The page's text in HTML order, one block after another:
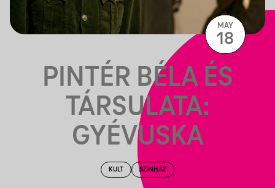
PINTÉR BÉLA ÉS
TÁRSULATA:
GYÉVUSKA
KULT SZÍNHÁZ
MAY
18